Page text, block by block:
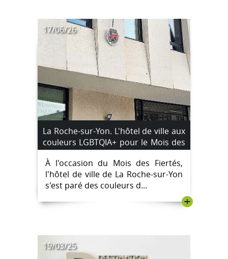
17/06/26
La Roche-sur-Yon. L'hôtel de ville aux
couleurs LGBTQIA+ pour le Mois des
Fiertés
À l'occasion du Mois des Fiertés,
l'hôtel de ville de La Roche-sur-Yon
s'est paré des couleurs d...
+
19/03/25